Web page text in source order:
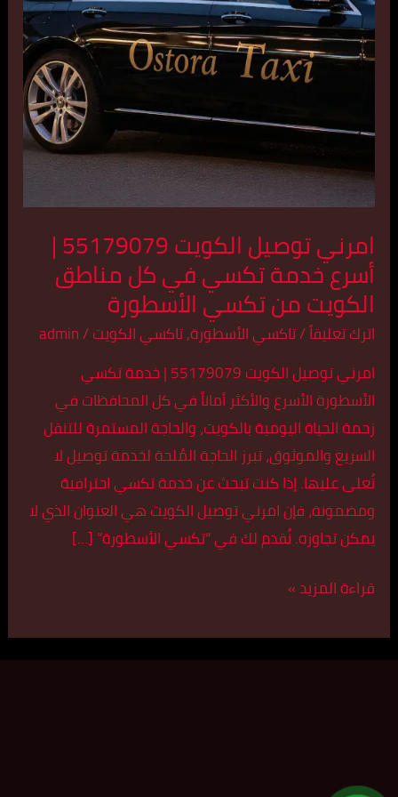
امرني توصيل الكويت 55179079 |
أسرع خدمة تكسي في كل مناطق
الكويت من تكسي الأسطورة
اترك تعليقاً/تاكسي الأسطورة,تاكسي الكويت/
admin
امرني توصيل الكويت 55179079 | خدمة تكسي
الأسطورة الأسرع والأكثر أماناً في كل المحافظات في
زحمة الحياة اليومية بالكويت، والحاجة المستمرة للتنقل
السريع والموثوق، تبرز الحاجة المُلحة لخدمة توصيل لا
تُعلى عليها. إذا كنت تبحث عن خدمة تكسي احترافية
ومضمونة، فإن امرني توصيل الكويت هي العنوان الذي لا
يمكن تجاوزه. نُقدم لك في “تكسي الأسطورة” […]
أسرع
خدمة
تكسي
مناطق
الكويت
من
الأسطورة
قراءة المزيد »